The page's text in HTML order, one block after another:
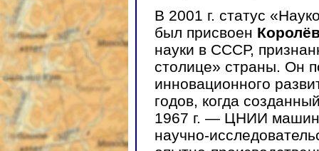
В 2001 г. статус
был присвоен
науки в СССР,
столице» страны. Он
инновационного
годов, когда
1967 г. — ЦНИИ
научно-